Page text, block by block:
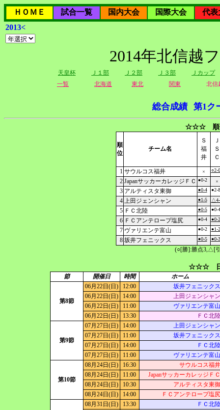
ＨＯＭＥ 試合一覧 国内大会 国際大会
代表
2013<
2014年北信越
天皇杯 Ｊ１部 Ｊ２部 Ｊ３部
Ｊカップ
一覧
北海道 東北 関東 北信
総合成績 第1ク
☆☆☆ 順
順
位
チーム名
Ｓ
福
井
Ｊ
Ｓ
Ｃ
1 サウルコス福井 × ○2-0
2 JapanサッカーカレッジＦＣ ●0-2 ×
3 アルティスタ東御 ●0-4 ●2-8
4 上田ジェンシャン ●1-5
5 ＦＣ北陸 ●0-5 ●0-4
6 ＦＣアンテロープ塩尻 ●0-4 ●0-2
7 ヴァリエンテ富山 ●0-2 ●1-2
8 坂井フェニックス ●0-5 ●0-3
(○[勝]:勝点3,△[
☆☆☆ 日
節 開催日 時間 ホーム
第8節
06月22日(日) 12:00
坂井フェニックス
06月22日(日)
14:00
上田ジェンシャン
06月22日(日)
11:00
ヴァリエンテ富山
06月22日(日)
13:30 ＦＣ北陸
第9節
07月27日(日) 14:00
上田ジェンシャン
07月27日(日)
11:00
坂井フェニックス
07月27日(日)
14:00
ＦＣ北陸
07月27日(日)
11:00 ヴァリエンテ富山
第10節
08月24日(日) 16:30
サウルコス福井
08月24日(日)
11:00
JapanサッカーカレッジＦＣ
08月24日(日)
10:30
アルティスタ東御
08月24日(日)
14:00 ＦＣアンテロープ塩尻
08月31日(日) 13:30
ＦＣ北陸